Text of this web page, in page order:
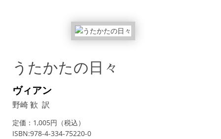
うたかたの日々
ヴィアン
野崎 歓 訳
定価：1,005円（税込）
ISBN:978-4-334-75220-0